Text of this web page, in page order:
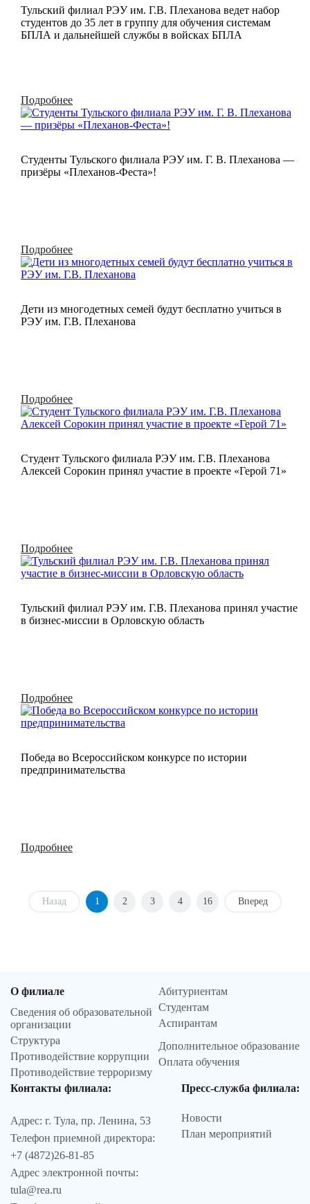
Тульский филиал РЭУ им. Г.В. Плеханова ведет набор
студентов до 35 лет в группу для обучения системам
БПЛА и дальнейшей службы в войсках БПЛА
Подробнее
Студенты Тульского филиала РЭУ им. Г. В. Плеханова —
призёры «Плеханов-Феста»!
Подробнее
Дети из многодетных семей будут бесплатно учиться в
РЭУ им. Г.В. Плеханова
Подробнее
Студент Тульского филиала РЭУ им. Г.В. Плеханова
Алексей Сорокин принял участие в проекте «Герой 71»
Подробнее
Тульский филиал РЭУ им. Г.В. Плеханова принял участие
в бизнес-миссии в Орловскую область
Подробнее
Победа во Всероссийском конкурсе по истории
предпринимательства
Подробнее
Назад 1 2 3 4 16 Вперед
О филиале
Сведения об образовательной
организации
Структура
Противодействие коррупции
Противодействие терроризму
Абитуриентам
Студентам
Аспирантам
Дополнительное образование
Оплата обучения
Контакты филиала:
Адрес: г. Тула, пр. Ленина, 53
Телефон приемной директора:
+7 (4872)26-81-85
Адрес электронной почты:
tula@rea.ru
Пресс-служба филиала:
Новости
План мероприятий